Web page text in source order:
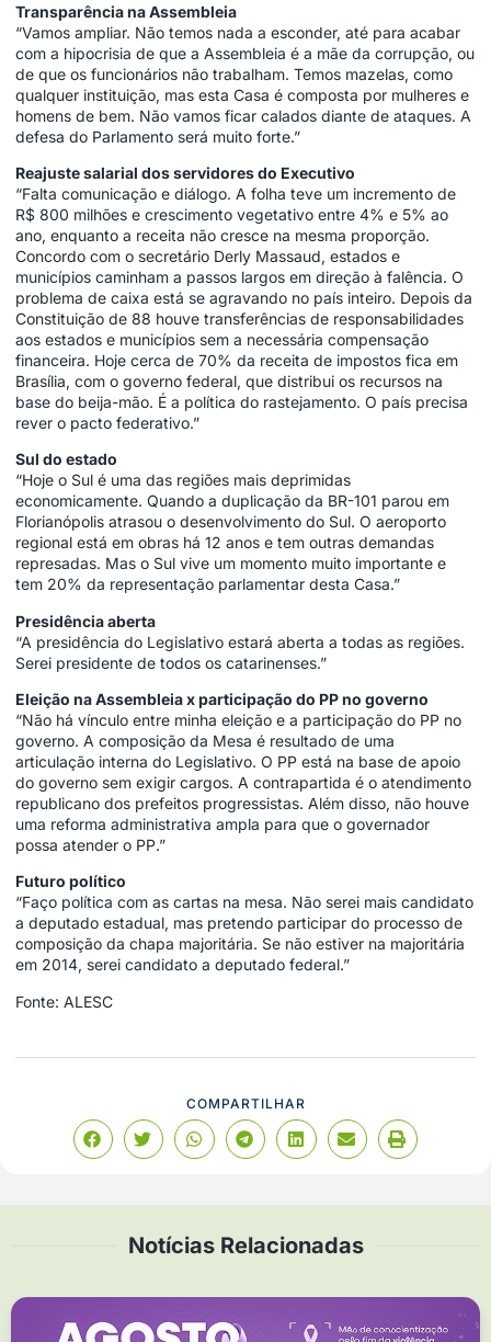
Transparência na Assembleia
“Vamos ampliar. Não temos nada a esconder, até para acabar
com a hipocrisia de que a Assembleia é a mãe da corrupção, ou
de que os funcionários não trabalham. Temos mazelas, como
qualquer instituição, mas esta Casa é composta por mulheres e
homens de bem. Não vamos ficar calados diante de ataques. A
defesa do Parlamento será muito forte.”
Reajuste salarial dos servidores do Executivo
“Falta comunicação e diálogo. A folha teve um incremento de
R$ 800 milhões e crescimento vegetativo entre 4% e 5% ao
ano, enquanto a receita não cresce na mesma proporção.
Concordo com o secretário Derly Massaud, estados e
municípios caminham a passos largos em direção à falência. O
problema de caixa está se agravando no país inteiro. Depois da
Constituição de 88 houve transferências de responsabilidades
aos estados e municípios sem a necessária compensação
financeira. Hoje cerca de 70% da receita de impostos fica em
Brasília, com o governo federal, que distribui os recursos na
base do beija-mão. É a política do rastejamento. O país precisa
rever o pacto federativo.”
Sul do estado
“Hoje o Sul é uma das regiões mais deprimidas
economicamente. Quando a duplicação da BR-101 parou em
Florianópolis atrasou o desenvolvimento do Sul. O aeroporto
regional está em obras há 12 anos e tem outras demandas
represadas. Mas o Sul vive um momento muito importante e
tem 20% da representação parlamentar desta Casa.”
Presidência aberta
“A presidência do Legislativo estará aberta a todas as regiões.
Serei presidente de todos os catarinenses.”
Eleição na Assembleia x participação do PP no governo
“Não há vínculo entre minha eleição e a participação do PP no
governo. A composição da Mesa é resultado de uma
articulação interna do Legislativo. O PP está na base de apoio
do governo sem exigir cargos. A contrapartida é o atendimento
republicano dos prefeitos progressistas. Além disso, não houve
uma reforma administrativa ampla para que o governador
possa atender o PP.”
Futuro político
“Faço política com as cartas na mesa. Não serei mais candidato
a deputado estadual, mas pretendo participar do processo de
composição da chapa majoritária. Se não estiver na majoritária
em 2014, serei candidato a deputado federal.”
Fonte: ALESC
COMPARTILHAR
Notícias Relacionadas